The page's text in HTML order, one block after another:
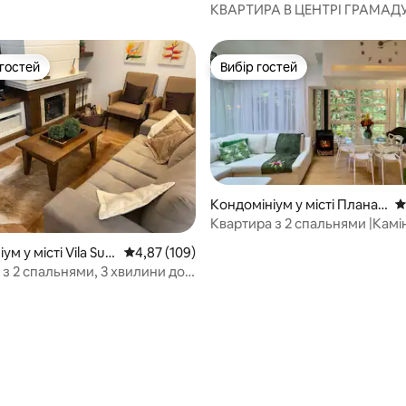
КВАРТИРА В ЦЕНТРІ
відгуки: 143
гостей
у місті Vila Suic Середня оцінка: 4,87 з 5, відгуки: 109
4,87 (109)
2 спальнями, 3 хвилини до
Вибір гостей
Вибір гостей
Кондомініум у місті Планал
ту
Квартира з 2 спальнями